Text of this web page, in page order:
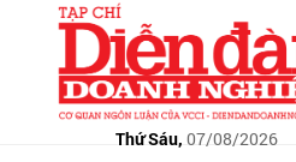
Thứ Sáu, 07/08/2026